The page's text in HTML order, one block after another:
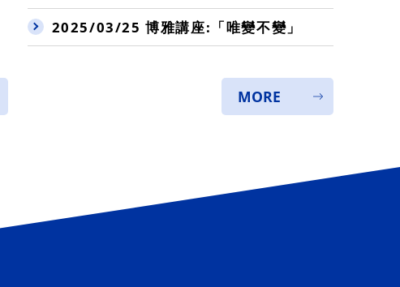
2025/03/25 博雅講座:「唯變不變」
MORE